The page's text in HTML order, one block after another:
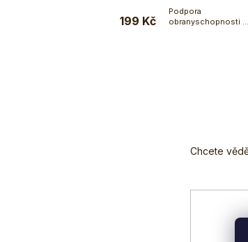
199 Kč Do košíku
Podpora
obranyschopnosti a